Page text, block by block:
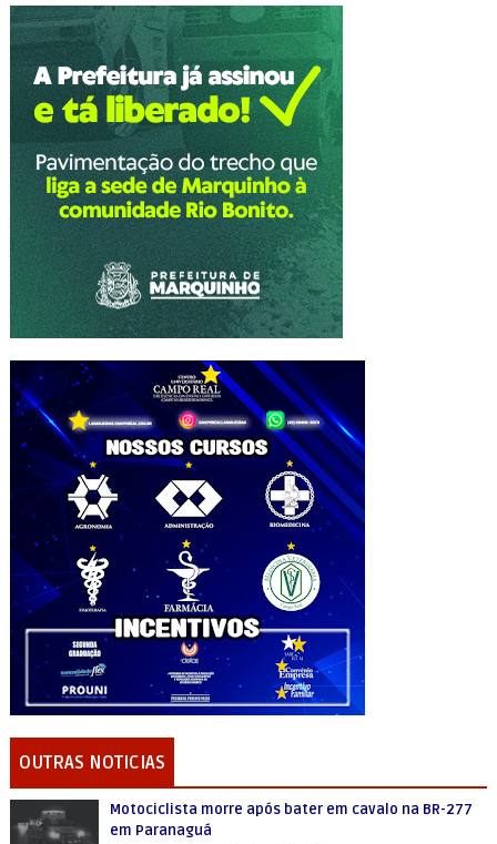
OUTRAS NOTICIAS
Motociclista morre após bater em cavalo na BR-277
em Paranaguá